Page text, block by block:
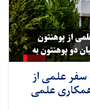
علمی از
همکاری علمی